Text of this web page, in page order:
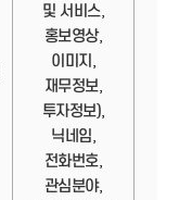
및 서비스,
홍보영상,
이미지,
재무정보,
투자정보),
닉네임,
전화번호,
관심분야,